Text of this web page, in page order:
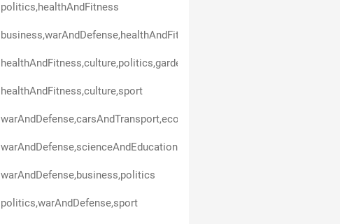
politics,healthAndFitness
healthAndFitness,culture,sport
warAndDefense,carsAndTransport,economicsAndFinance
warAndDefense,scienceAndEducation,politics
warAndDefense,business,politics
politics,warAndDefense,sport